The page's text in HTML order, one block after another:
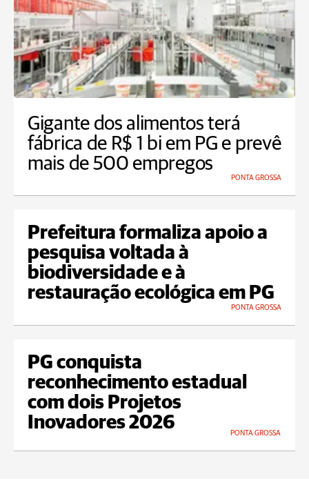
Gigante dos alimentos terá
fábrica de R$ 1 bi em PG e prevê
mais de 500 empregos
PONTA GROSSA
Prefeitura formaliza apoio a
pesquisa voltada à
biodiversidade e à
restauração ecológica em PG
PONTA GROSSA
PG conquista
reconhecimento estadual
com dois Projetos
Inovadores 2026
PONTA GROSSA